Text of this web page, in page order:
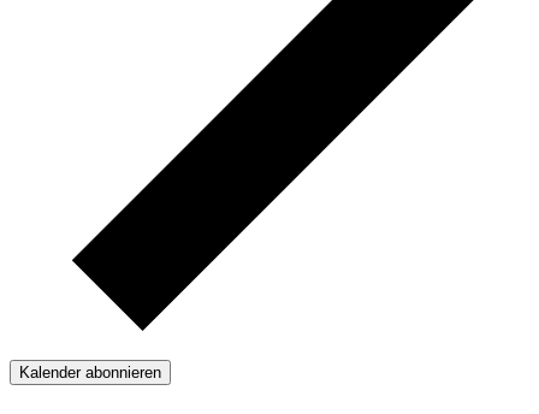
Kalender abonnieren